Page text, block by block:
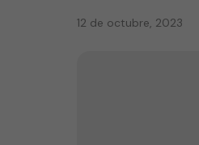
12 de octubre, 2023